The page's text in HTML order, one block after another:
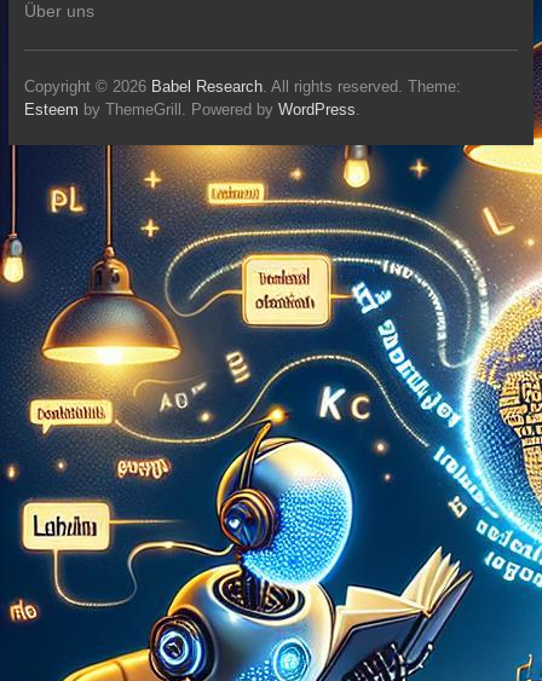
Über uns
Copyright © 2026 Babel Research. All rights reserved. Theme:
Esteem by ThemeGrill. Powered by WordPress.